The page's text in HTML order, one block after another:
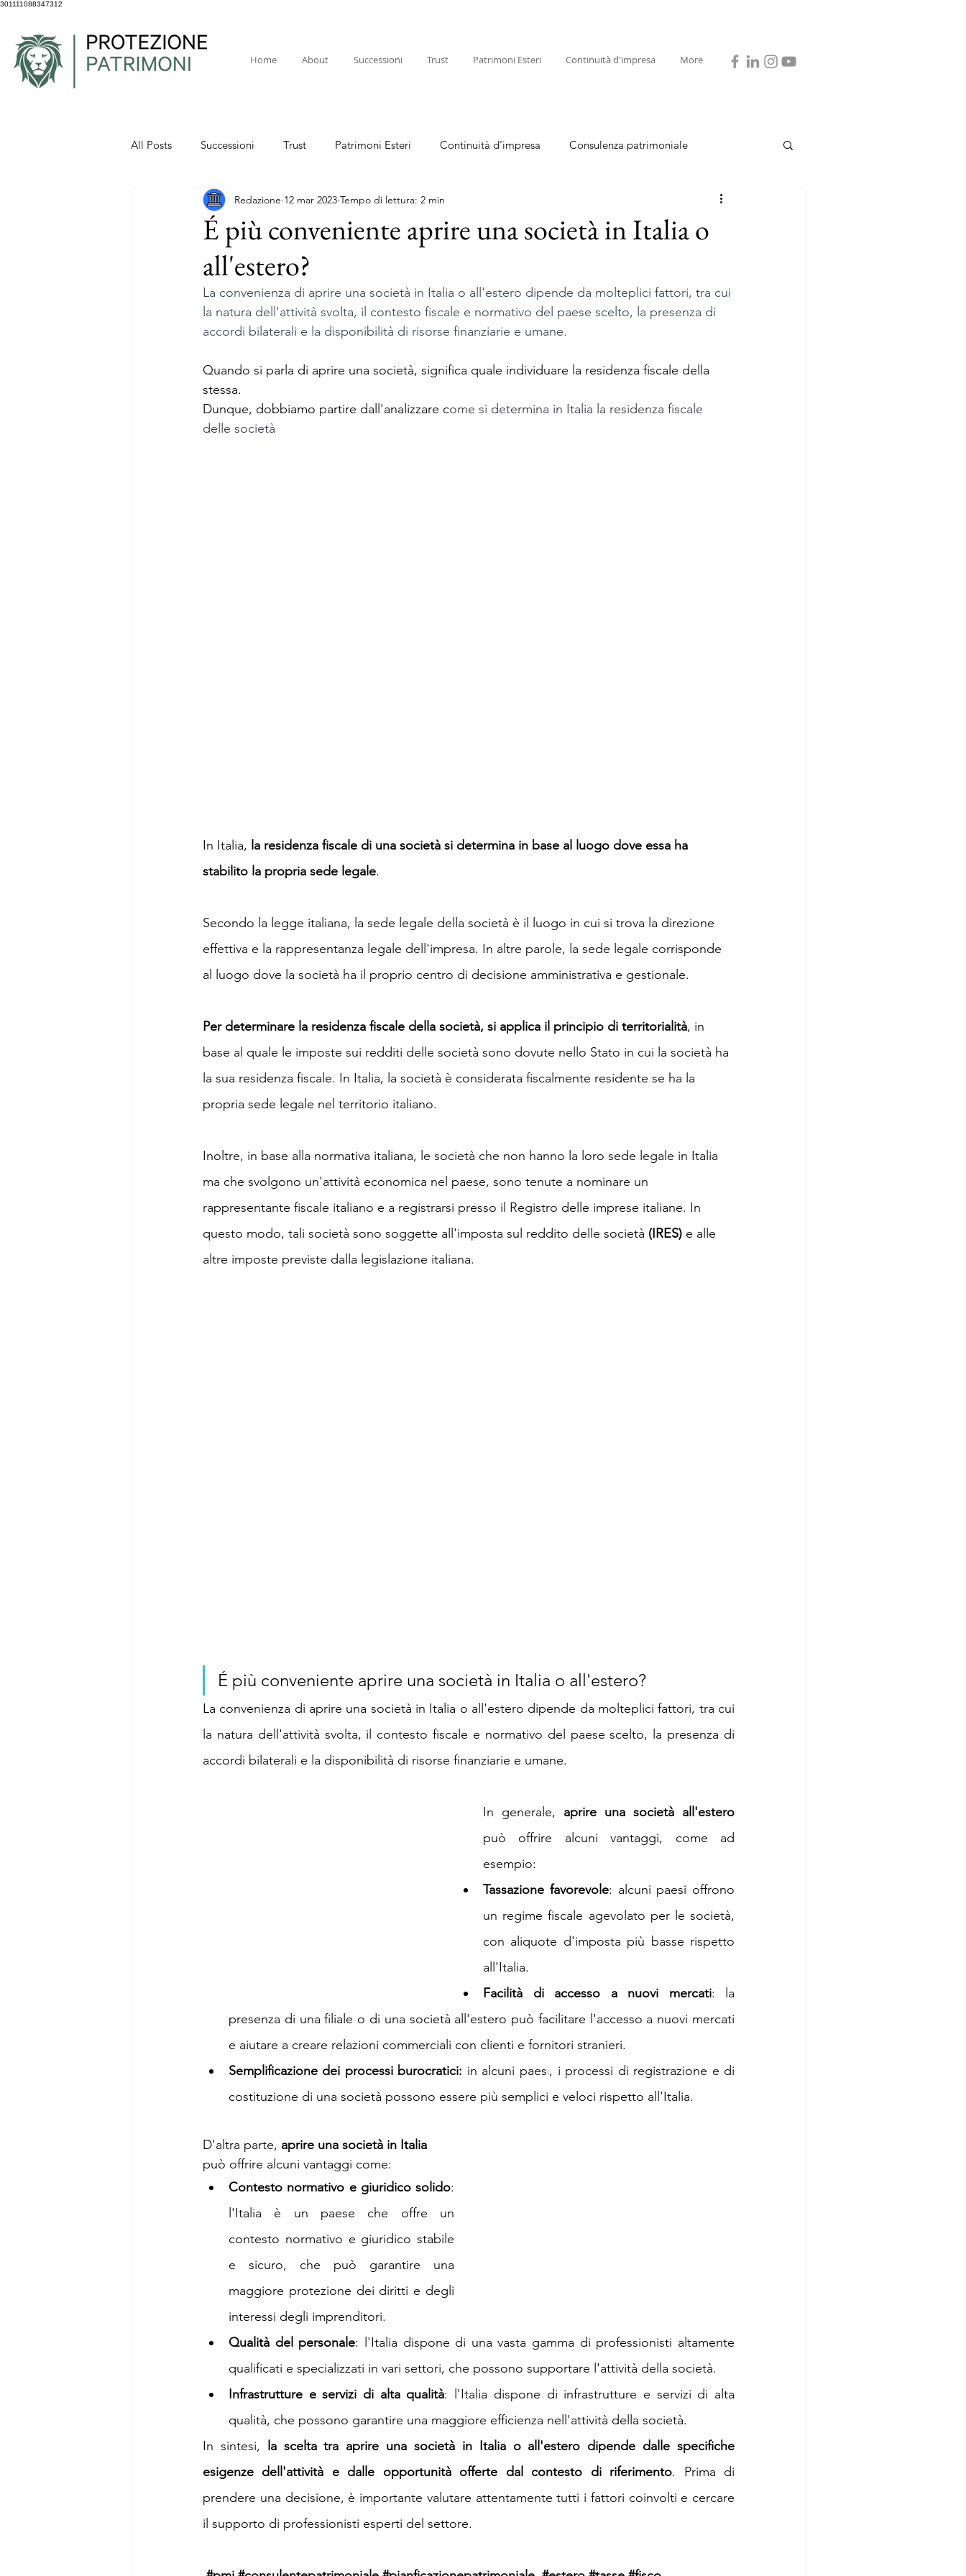
301111088347312
Home About Successioni Trust Patrimoni Esteri Continuità d'impresa More
All Posts Successioni Trust Patrimoni Esteri Continuità d'impresa Consulenza patrimoniale
É più conveniente aprire una società in Italia o
all'estero?
Redazione 12 mar 2023 Tempo di lettura: 2 min
La convenienza di aprire una società in Italia o all'estero dipende da molteplici fattori, tra cui
la natura dell'attività svolta, il contesto fiscale e normativo del paese scelto, la presenza di
accordi bilaterali e la disponibilità di risorse finanziarie e umane.
Quando si parla di aprire una società, significa quale individuare la residenza fiscale della
stessa.
Dunque, dobbiamo partire dall'analizzare come si determina in Italia la residenza fiscale
delle società
In Italia, la residenza fiscale di una società si determina in base al luogo dove essa ha
stabilito la propria sede legale.
Secondo la legge italiana, la sede legale della società è il luogo in cui si trova la direzione
effettiva e la rappresentanza legale dell'impresa. In altre parole, la sede legale corrisponde
al luogo dove la società ha il proprio centro di decisione amministrativa e gestionale.
Per determinare la residenza fiscale della società, si applica il principio di territorialità, in
base al quale le imposte sui redditi delle società sono dovute nello Stato in cui la società ha
la sua residenza fiscale. In Italia, la società è considerata fiscalmente residente se ha la
propria sede legale nel territorio italiano.
Inoltre, in base alla normativa italiana, le società che non hanno la loro sede legale in Italia
ma che svolgono un'attività economica nel paese, sono tenute a nominare un
rappresentante fiscale italiano e a registrarsi presso il Registro delle imprese italiane. In
questo modo, tali società sono soggette all'imposta sul reddito delle società (IRES) e alle
altre imposte previste dalla legislazione italiana.
É più conveniente aprire una società in Italia o all'estero?
La convenienza di aprire una società in Italia o all'estero dipende da molteplici fattori, tra cui
la natura dell'attività svolta, il contesto fiscale e normativo del paese scelto, la presenza di
accordi bilaterali e la disponibilità di risorse finanziarie e umane.
In generale, aprire una società all'estero
può offrire alcuni vantaggi, come ad
esempio:
Tassazione favorevole: alcuni paesi offrono
un regime fiscale agevolato per le società,
con aliquote d'imposta più basse rispetto
all'Italia.
Facilità di accesso a nuovi mercati: la
presenza di una filiale o di una società all'estero può facilitare l'accesso a nuovi mercati
e aiutare a creare relazioni commerciali con clienti e fornitori stranieri.
Semplificazione dei processi burocratici: in alcuni paesi, i processi di registrazione e di
costituzione di una società possono essere più semplici e veloci rispetto all'Italia.
D'altra parte, aprire una società in Italia
può offrire alcuni vantaggi come:
Contesto normativo e giuridico solido:
l'Italia è un paese che offre un
contesto normativo e giuridico stabile
e sicuro, che può garantire una
maggiore protezione dei diritti e degli
interessi degli imprenditori.
Qualità del personale: l'Italia dispone di una vasta gamma di professionisti altamente
qualificati e specializzati in vari settori, che possono supportare l'attività della società.
Infrastrutture e servizi di alta qualità: l'Italia dispone di infrastrutture e servizi di alta
qualità, che possono garantire una maggiore efficienza nell'attività della società.
In sintesi,
la scelta tra aprire una società in Italia o all'estero dipende dalle specifiche
esigenze dell'attività e dalle opportunità offerte dal contesto di riferimento. Prima di
prendere una decisione, è importante valutare attentamente tutti i fattori coinvolti e cercare
il supporto di professionisti esperti del settore.